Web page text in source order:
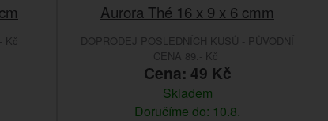
Kč
Aurora Thé 16 x 9 x 6 cmm
DOPRODEJ POSLEDNÍCH KUSŮ - PŮVODNÍ
CENA 89.- Kč
Cena: 49 Kč
Skladem
Doručíme do: 10.8.